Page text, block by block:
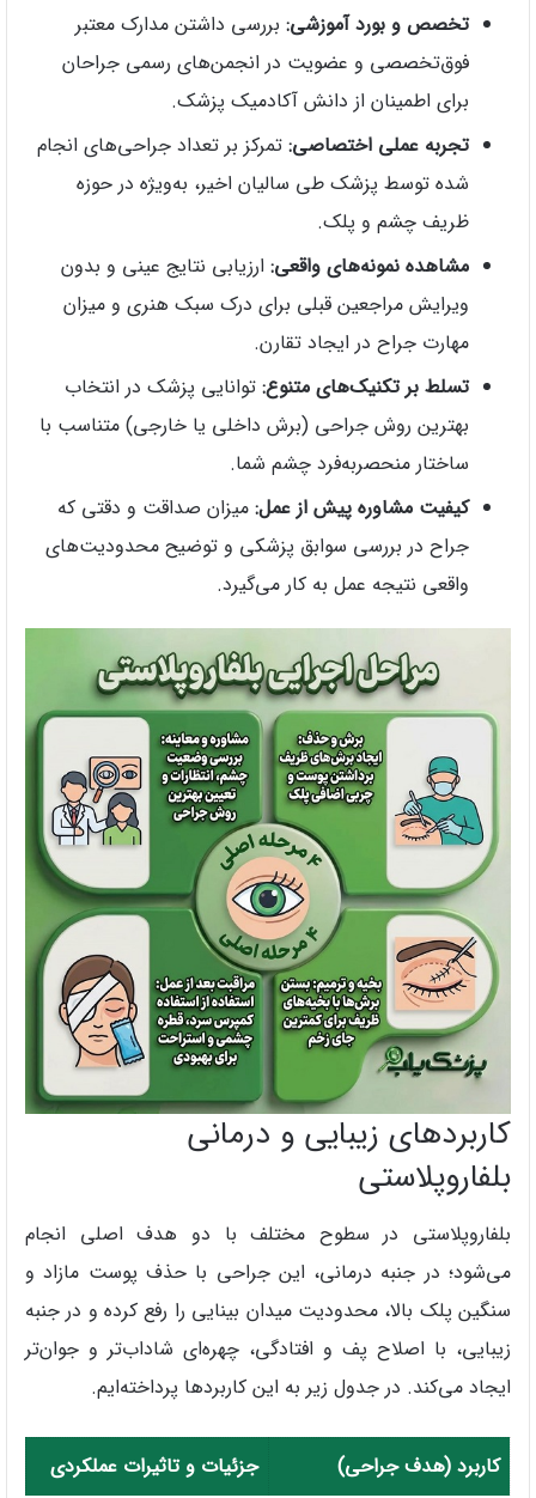
تخصص و بورد آموزشی: بررسی داشتن مدارک معتبر
فوق‌تخصصی و عضویت در انجمن‌های رسمی جراحان
برای اطمینان از دانش آکادمیک پزشک.
تجربه عملی اختصاصی: تمرکز بر تعداد جراحی‌های انجام
شده توسط پزشک طی سالیان اخیر، به‌ویژه در حوزه
ظریف چشم و پلک.
مشاهده نمونه‌های واقعی: ارزیابی نتایج عینی و بدون
ویرایش مراجعین قبلی برای درک سبک هنری و میزان
مهارت جراح در ایجاد تقارن.
تسلط بر تکنیک‌های متنوع: توانایی پزشک در انتخاب
بهترین روش جراحی (برش داخلی یا خارجی) متناسب با
ساختار منحصر‌به‌فرد چشم شما.
کیفیت مشاوره پیش از عمل: میزان صداقت و دقتی که
جراح در بررسی سوابق پزشکی و توضیح محدودیت‌های
واقعی نتیجه عمل به کار می‌گیرد.
کاربردهای زیبایی و درمانی
بلفاروپلاستی
بلفاروپلاستی در سطوح مختلف با دو هدف اصلی انجام
می‌شود؛ در جنبه درمانی، این جراحی با حذف پوست مازاد و
سنگین پلک بالا، محدودیت میدان بینایی را رفع کرده و در جنبه
زیبایی، با اصلاح پف و افتادگی، چهره‌ای شاداب‌تر و جوان‌تر
ایجاد می‌کند. در جدول زیر به این کاربردها پرداخته‌ایم.
کاربرد (هدف جراحی) جزئیات و تاثیرات عملکردی